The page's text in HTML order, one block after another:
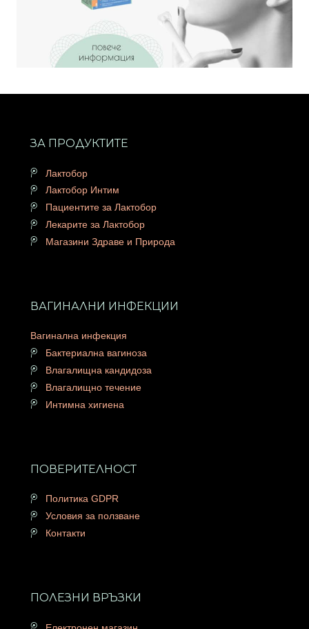
ЗА ПРОДУКТИТЕ
Лактобор
Лактобор Интим
Пациентите за Лактобор
Лекарите за Лактобор
Магазини Здраве и Природа
ВАГИНАЛНИ ИНФЕКЦИИ
Вагинална инфекция
Бактериална вагиноза
Влагалищна кандидоза
Влагалищно течение
Интимна хигиена
ПОВЕРИТЕЛНОСТ
Политика GDPR
Условия за ползване
Контакти
ПОЛЕЗНИ ВРЪЗКИ